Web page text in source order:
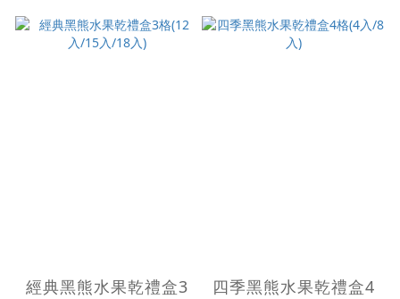
經典黑熊水果乾禮盒3
四季黑熊水果乾禮盒4